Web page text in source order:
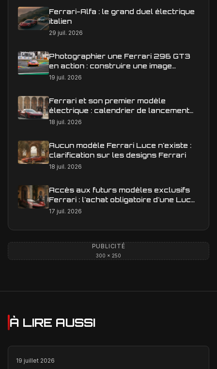
Ferrari-Alfa : le grand duel électrique
italien
29 juil. 2026
Photographier une Ferrari 296 GT3
en action : construire une image
éditoriale qui raconte la course
19 juil. 2026
Ferrari et son premier modèle
électrique : calendrier de lancement
en Europe
18 juil. 2026
Aucun modèle Ferrari Luce n'existe :
clarification sur les designs Ferrari
18 juil. 2026
Accès aux futurs modèles exclusifs
Ferrari : l'achat obligatoire d'une Luce
est-il une réalité ?
17 juil. 2026
PUBLICITÉ
300 × 250
À LIRE AUSSI
19 juillet 2026